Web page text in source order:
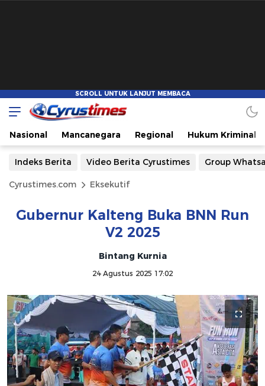
Nasional Mancanegara Regional Hukum Kriminal
Indeks Berita Video Berita Cyrustimes Group
Cyrustimes.com Eksekutif
Gubernur Kalteng Buka BNN Run
V2 2025
Bintang Kurnia
24 Agustus 2025 17:02